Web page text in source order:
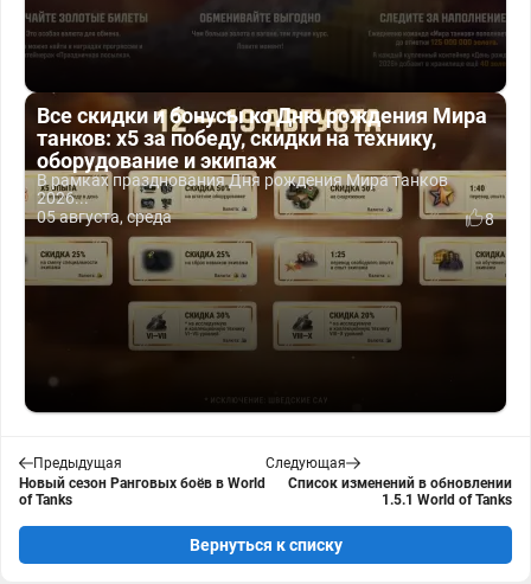
Все скидки и бонусы ко Дню рождения Мира
танков: x5 за победу, скидки на технику,
оборудование и экипаж
В рамках празднования Дня рождения Мира танков
2026...
05 августа, среда
8
Предыдущая
Новый сезон Ранговых боёв в World
of Tanks
Следующая
Список изменений в обновлении
1.5.1 World of Tanks
Вернуться к списку